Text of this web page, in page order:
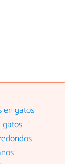
en gatos
gatos